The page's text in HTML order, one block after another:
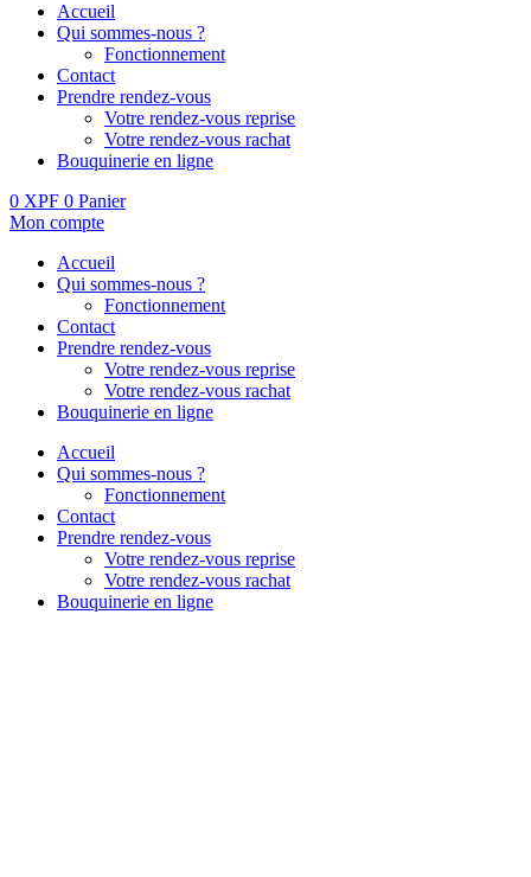
Accueil
Qui sommes-nous ?
Fonctionnement
Contact
Prendre rendez-vous
Votre rendez-vous reprise
Votre rendez-vous rachat
Bouquinerie en ligne
0 XPF 0 Panier
Mon compte
Accueil
Qui sommes-nous ?
Fonctionnement
Contact
Prendre rendez-vous
Votre rendez-vous reprise
Votre rendez-vous rachat
Bouquinerie en ligne
Accueil
Qui sommes-nous ?
Fonctionnement
Contact
Prendre rendez-vous
Votre rendez-vous reprise
Votre rendez-vous rachat
Bouquinerie en ligne